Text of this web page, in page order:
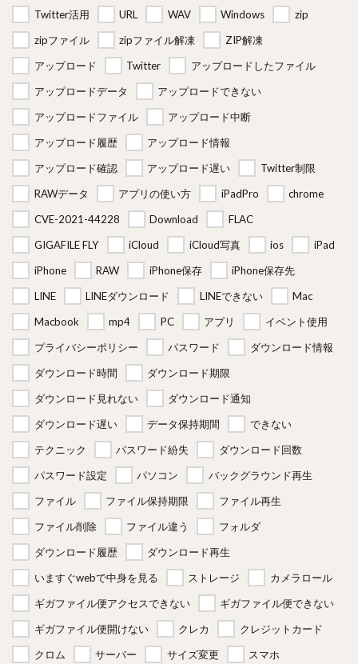
Twitter活用
URL WAV Windows
zip
zipファイル
zipファイル解凍
ZIP解凍
アップロード
Twitter
アップロードしたファイル
アップロードデータ
アップロードできない
アップロードファイル
アップロード中断
アップロード履歴
アップロード情報
アップロード確認
アップロード遅い
Twitter制限
RAWデータ
アプリの使い方 iPadPro
chrome
CVE-2021-44228
Download
FLAC
GIGAFILE FLY
iCloud iCloud写真 ios
iPad
iPhone
RAW iPhone保存
iPhone保存先
LINE
LINEダウンロード LINEできない
Mac
Macbook
mp4 PC アプリ
イベント使用
プライバシーポリシー
パスワード
ダウンロード情報
ダウンロード時間
ダウンロード期限
ダウンロード見れない
ダウンロード通知
ダウンロード遅い
データ保持期間
できない
テクニック
パスワード紛失
ダウンロード回数
パスワード設定
パソコン
バックグラウンド再生
ファイル
ファイル保持期限
ファイル再生
ファイル削除
ファイル違う
フォルダ
ダウンロード履歴
ダウンロード再生
いますぐwebで中身を見る
ストレージ
カメラロール
ギガファイル便アクセスできない
ギガファイル便できない
ギガファイル便開けない
クレカ
クレジットカード
クロム
サーバー サイズ変更 スマホ